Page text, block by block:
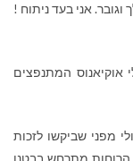
אני בעד ניתוח !
אוקיאנוס המתנפצים
מפני שביקשו לזכות
הרוחות מתרחש בבטנו